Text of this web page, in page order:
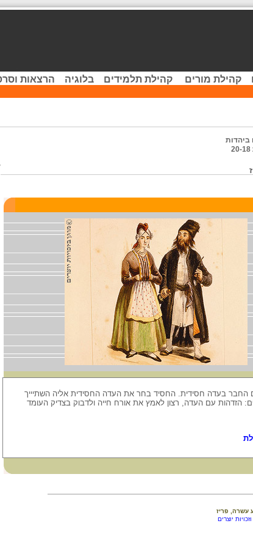
קהילת מורים קהילת תלמידים בלוגיה הרצאות
ביהדות
החבר בעדה חסידית. החסיד בחר את העדה החסידית אליה השתיייך
הזדהות עם העדה, רצון לאמץ את אורח חייה ולדבוק בצדיק העומד
עשרה, פריז
יוצרים